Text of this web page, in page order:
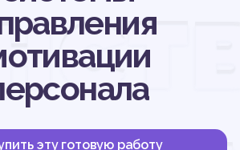
эту готовую работу